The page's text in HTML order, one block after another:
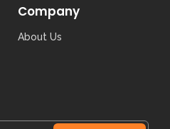
Company
About Us